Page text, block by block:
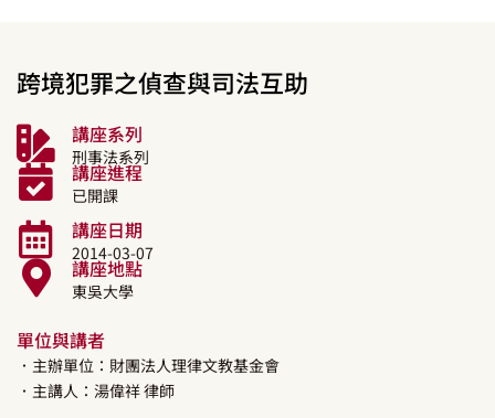
跨境犯罪之偵查與司法互助
講座系列
刑事法系列
講座進程
已開課
講座日期
2014-03-07
講座地點
東吳大學
單位與講者
．主辦單位：財團法人理律文教基金會
．主講人： 湯偉祥律師